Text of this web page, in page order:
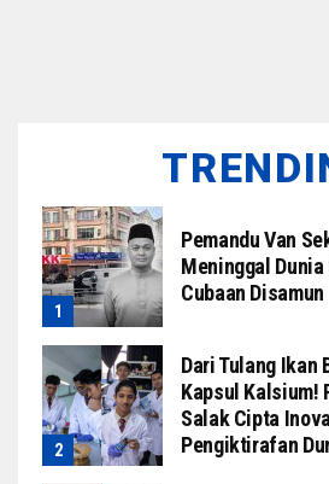
Pemandu Van
Meninggal
Cubaan Disamun
Dari Tulang Ikan
Kapsul Kalsium!
Salak Cipta
Pengiktirafan